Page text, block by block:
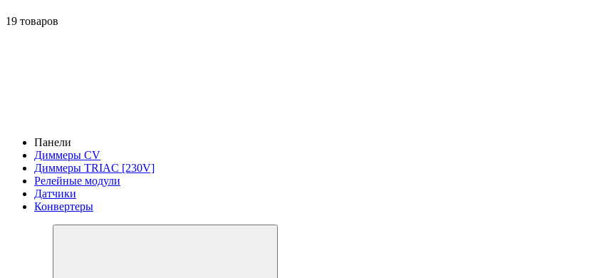
19 товаров
Панели
Диммеры CV
Диммеры TRIAC [230V]
Релейные модули
Датчики
Конвертеры